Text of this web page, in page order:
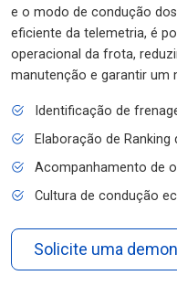
e o modo de condução
eficiente da telemetria, é
operacional da frota,
manutenção e garantir um
Identificação de
Elaboração de
Acompanhamento de
Cultura de condução
Solicite uma